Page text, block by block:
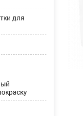
для